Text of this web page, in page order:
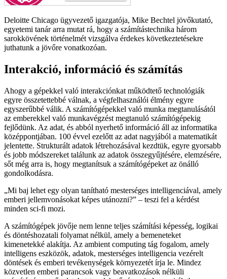
Deloitte Chicago ügyvezető igazgatója, Mike Bechtel jövőkutató,
egyetemi tanár arra mutat rá, hogy a számítástechnika három
sarokkövének történelmét vizsgálva érdekes következtetésekre
juthatunk a jövőre vonatkozóan.
Interakció, információ és számítás
Ahogy a gépekkel való interakciónkat működtető technológiák
egyre összetettebbé válnak, a végfelhasználói élmény egyre
egyszerűbbé válik. A számítógépekkel való munka megtanulásától
az emberekkel való munkavégzést megtanuló számítógépekig
fejlődünk. Az adat, és abból nyerhető információ áll az informatika
középpontjában. 100 évvel ezelőtt az adat nagyjából a matematikát
jelentette. Strukturált adatok létrehozásával kezdtük, egyre gyorsabb
és jobb módszereket találunk az adatok összegyűjtésére, elemzésére,
sőt még arra is, hogy megtanítsuk a számítógépeket az önálló
gondolkodásra.
Mi baj lehet egy olyan tanítható mesterséges intelligenciával, amely
emberi jellemvonásokat képes utánozni?
– teszi fel a kérdést
minden sci-fi mozi.
A számítógépek jövője nem lenne teljes számítási képesség, logikai
és döntéshozatali folyamat nélkül, amely a bemeneteket
kimenetekké alakítja. Az ambient computing tág fogalom, amely
intelligens eszközök, adatok, mesterséges intelligencia vezérelt
döntések és emberi tevékenységek környezetét írja le. Mindez
közvetlen emberi parancsok vagy beavatkozások nélküli